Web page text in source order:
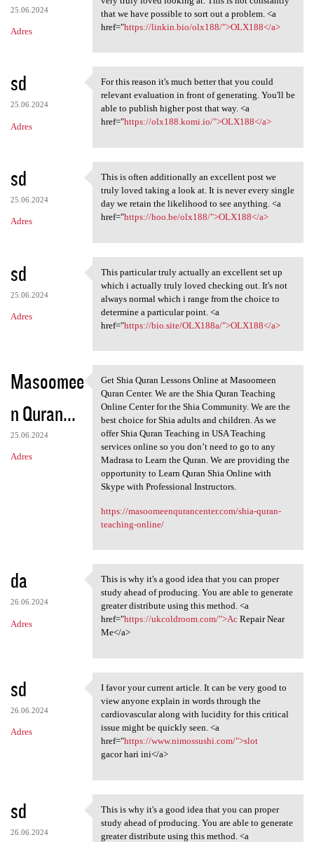
25.06.2024
Adres
that we have possible to sort out a problem. <a
href="https://linkin.bio/olx188/">OLX188</a>
sd
25.06.2024
Adres
For this reason it's much
For this reason it's much better that you could
relevant evaluation in front of generating. You'll be
able to publish higher post that way. <a
href="https://olx188.komi.io/">OLX188</a>
sd
25.06.2024
Adres
This is often additionally an
This is often additionally an excellent post we
truly loved taking a look at. It is never every single
day we retain the likelihood to see anything. <a
href="https://hoo.be/olx188/">OLX188</a>
sd
25.06.2024
Adres
This particular truly
This particular truly actually an excellent set up
which i actually truly loved checking out. It's not
always normal which i range from the choice to
determine a particular point. <a
href="https://bio.site/OLX188a/">OLX188</a>
Masoomee
n Quran...
25.06.2024
Adres
Get Shia Quran Lessons Online
Get Shia Quran Lessons Online at Masoomeen
Quran Center. We are the Shia Quran Teaching
Online Center for the Shia Community. We are the
best choice for Shia adults and children. As we
offer Shia Quran Teaching in USA Teaching
services online so you don’t need to go to any
Madrasa to Learn the Quran. We are providing the
opportunity to Learn Quran Shia Online with
Skype with Professional Instructors.
https://masoomeenqurancenter.com/shia-quran-
teaching-online/
da
26.06.2024
Adres
This is why it's a good idea
This is why it's a good idea that you can proper
study ahead of producing. You are able to generate
greater distribute using this method. <a
href="https://ukcoldroom.com/">AcRepair Near
Me</a>
sd
26.06.2024
Adres
I favor your current article.
I favor your current article. It can be very good to
view anyone explain in words through the
cardiovascular along with lucidity for this critical
issue might be quickly seen. <a
href="https://www.nimossushi.com/">slot
gacor hari ini</a>
sd
26.06.2024
This is why it's a good idea
This is why it's a good idea that you can proper
study ahead of producing. You are able to generate
greater distribute using this method. <a